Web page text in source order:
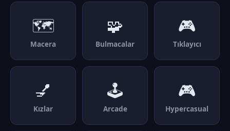
🗺️
Macera
🧩
Bulmacalar
🎮
Tıklayıcı
💅
Kızlar
🕹️
Arcade
🎮
Hypercasual